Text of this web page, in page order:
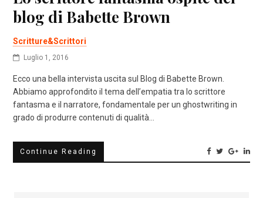
blog di Babette Brown
Scritture&Scrittori
Luglio 1, 2016
Ecco una bella intervista uscita sul Blog di Babette Brown.
Abbiamo approfondito il tema dell’empatia tra lo scrittore
fantasma e il narratore, fondamentale per un ghostwriting in
grado di produrre contenuti di qualità…
Continue Reading